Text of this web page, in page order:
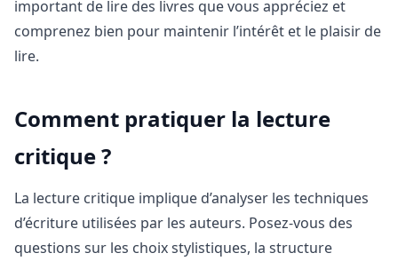
important de lire des livres que vous appréciez et
comprenez bien pour maintenir l’intérêt et le plaisir de
lire.
Comment pratiquer la lecture
critique ?
La lecture critique implique d’analyser les techniques
d’écriture utilisées par les auteurs. Posez-vous des
questions sur les choix stylistiques, la structure